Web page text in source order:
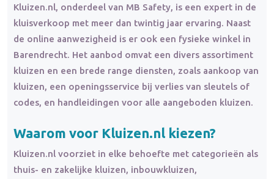
Kluizen.nl, onderdeel van MB Safety, is een expert in de
kluisverkoop met meer dan twintig jaar ervaring. Naast
de online aanwezigheid is er ook een fysieke winkel in
Barendrecht. Het aanbod omvat een divers assortiment
kluizen en een brede range diensten, zoals aankoop van
kluizen, een openingsservice bij verlies van sleutels of
codes, en handleidingen voor alle aangeboden kluizen.
Waarom voor Kluizen.nl kiezen?
Kluizen.nl voorziet in elke behoefte met categorieën als
thuis- en zakelijke kluizen, inbouwkluizen,